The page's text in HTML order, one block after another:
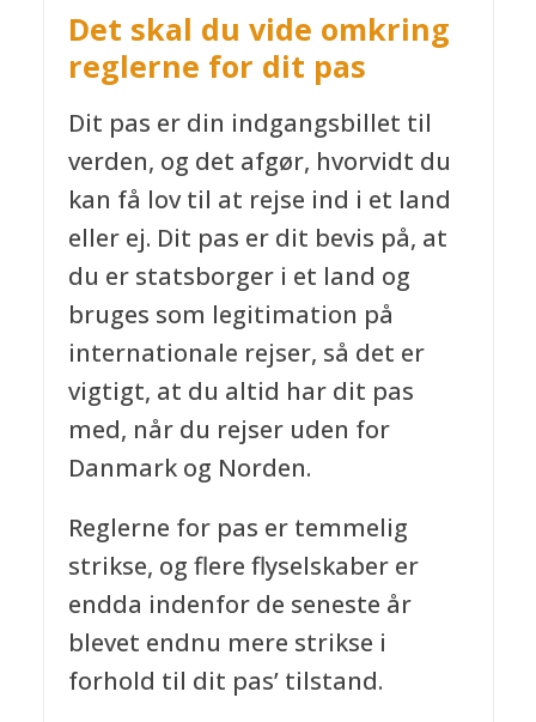
Det skal du vide omkring
reglerne for dit pas
Dit pas er din indgangsbillet til
verden, og det afgør, hvorvidt du
kan få lov til at rejse ind i et land
eller ej. Dit pas er dit bevis på, at
du er statsborger i et land og
bruges som legitimation på
internationale rejser, så det er
vigtigt, at du altid har dit pas
med, når du rejser uden for
Danmark og Norden.
Reglerne for pas er temmelig
strikse, og flere flyselskaber er
endda indenfor de seneste år
blevet endnu mere strikse i
forhold til dit pas’ tilstand.